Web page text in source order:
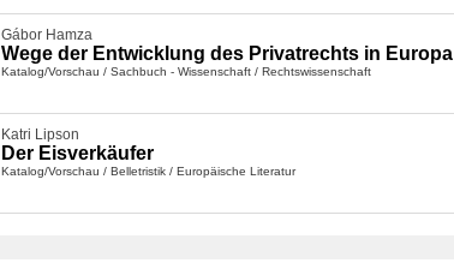
Gábor Hamza
Wege der Entwicklung des Privatrechts in Europa
Katalog/Vorschau / Sachbuch - Wissenschaft / Rechtswissenschaft
Katri Lipson
Der Eisverkäufer
Katalog/Vorschau / Belletristik / Europäische Literatur